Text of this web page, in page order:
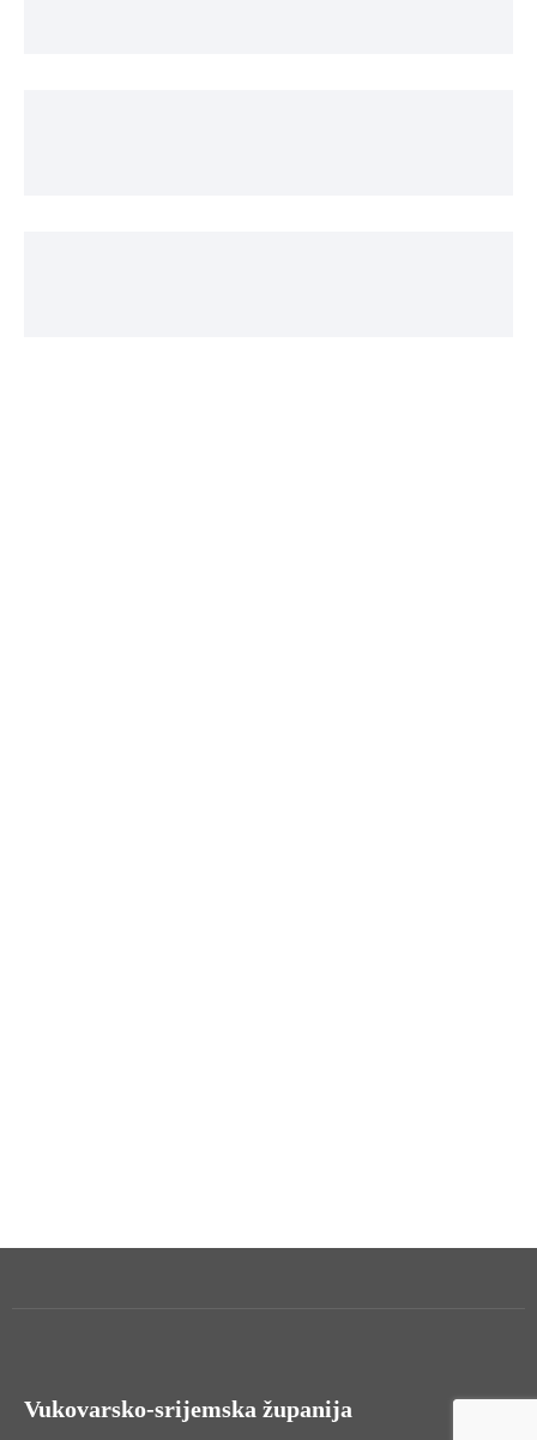
Vukovarsko-srijemska županija